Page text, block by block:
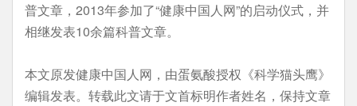
普文章，2013年参加了“健康中国人网”的启动仪式，并
相继发表10余篇科普文章。
本文原发健康中国人网，由蛋氨酸授权《科学猫头鹰》
编辑发表。转载此文请于文首标明作者姓名，保持文章